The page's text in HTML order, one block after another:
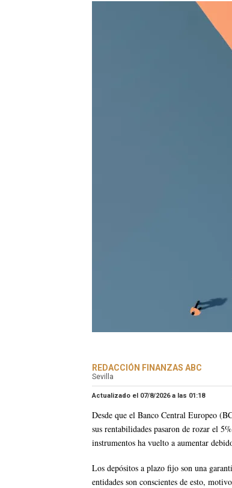
REDACCIÓN FINANZAS ABC
Sevilla
Actualizado el 07/8/2026 a las 01:18
Desde que el Banco Central Europeo
sus rentabilidades pasaron de rozar el
instrumentos ha vuelto a aumentar
Los depósitos a plazo fijo son una
entidades son conscientes de esto,